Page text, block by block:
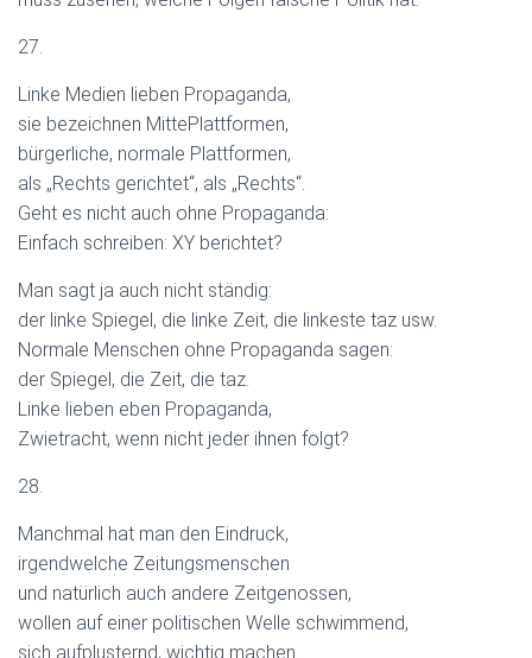
27.
Linke Medien lieben Propaganda,
sie bezeichnen MittePlattformen,
bürgerliche, normale Plattformen,
als „Rechts gerichtet“, als „Rechts“.
Geht es nicht auch ohne Propaganda:
Einfach schreiben: XY berichtet?
Man sagt ja auch nicht ständig:
der linke Spiegel, die linke Zeit, die linkeste taz usw.
Normale Menschen ohne Propaganda sagen:
der Spiegel, die Zeit, die taz.
Linke lieben eben Propaganda,
Zwietracht, wenn nicht jeder ihnen folgt?
28.
Manchmal hat man den Eindruck,
irgendwelche Zeitungsmenschen
und natürlich auch andere Zeitgenossen,
wollen auf einer politischen Welle schwimmend,
sich aufplusternd, wichtig machen.